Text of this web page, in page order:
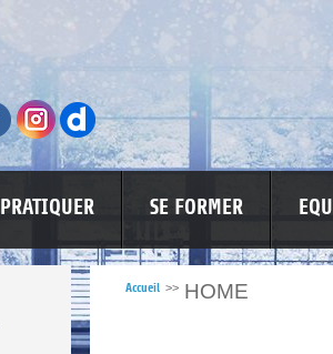
PRATIQUER SE FORMER
LUTTE CONTRE LES VIOLENCES
Accueil >> HOME